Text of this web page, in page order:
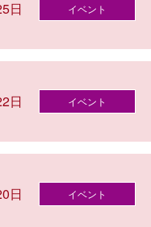
日 イベント
日 イベント
日 イベント